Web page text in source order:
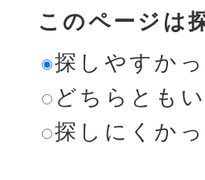
このページは
探しやすか
どちらとも
探しにくか